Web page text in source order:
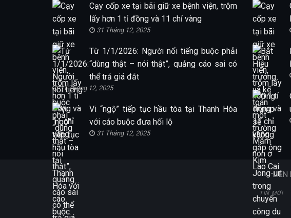
Cạy cốp xe tại bãi giữ xe bệnh viện, trộm
lấy hơn 1 tỉ đồng và 11 chỉ vàng
31 Tháng 12, 2025
Từ 1/1/2026: Người nổi tiếng buộc phải
“dùng thật – nói thật”, quảng cáo sai có
thể trả giá đắt
31 Tháng 12, 2025
Vi “ngộ” tiếp tục hầu tòa tại Thanh Hóa
với cáo buộc đưa hối lộ
31 Tháng 12, 2025
LIÊN
TIN MỚI